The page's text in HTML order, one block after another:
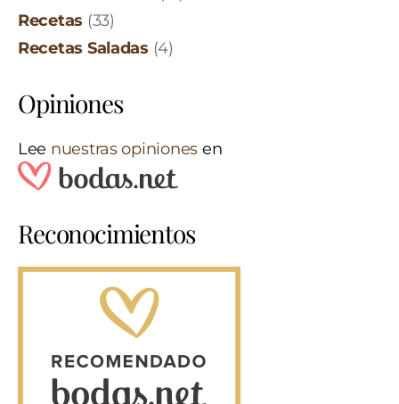
Recetas (33)
Recetas Saladas (4)
Opiniones
Lee nuestras opiniones en
Reconocimientos